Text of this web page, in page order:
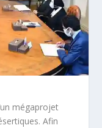
mégaprojet
Afin